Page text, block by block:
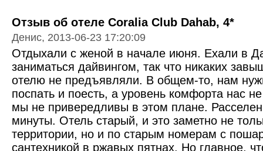
Отзыв об отеле Coralia Club Dahab, 4*
Денис, 2013-06-23 17:20:09
Отдыхали с женой в начале июня. Ехали в
заниматься дайвингом, так что никаких
отелю не предъявляли. В общем-то, нам
поспать и поесть, а уровень комфорта нас
мы не привередливы в этом плане.
минуты. Отель старый, и это заметно не
территории, но и по старым номерам с
сантехникой в ржавых пятнах. Но главное,